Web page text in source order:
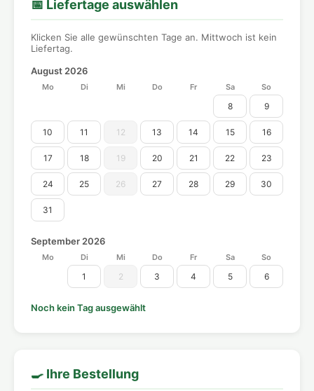
📅 Liefertage auswählen
Klicken Sie alle gewünschten Tage an. Mittwoch ist kein
Liefertag.
August 2026
Mo Di Mi Do Fr Sa So
8 9
10 11 12 13 14 15 16
17 18 19 20 21 22 23
24 25 26 27 28 29 30
31
September 2026
Mo Di Mi Do Fr Sa So
1 2 3 4 5 6
Noch kein Tag ausgewählt
🍳 Ihre Bestellung